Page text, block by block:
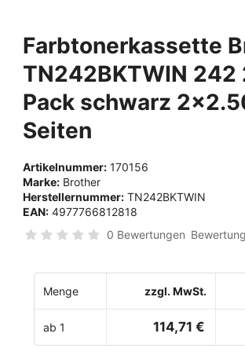
Farbtonerkassette
TN242BKTWIN 242
Pack schwarz
Seiten
Artikelnummer: 170156
Marke: Brother
Herstellernummer: TN242BKTWIN
EAN: 4977766812818
0 Bewertungen
Menge zzgl. MwSt.
ab 1 114,71 €